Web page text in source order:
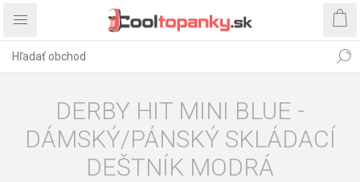
DERBY HIT MINI BLUE -
DÁMSKÝ/PÁNSKÝ SKLÁDACÍ
DEŠTNÍK MODRÁ